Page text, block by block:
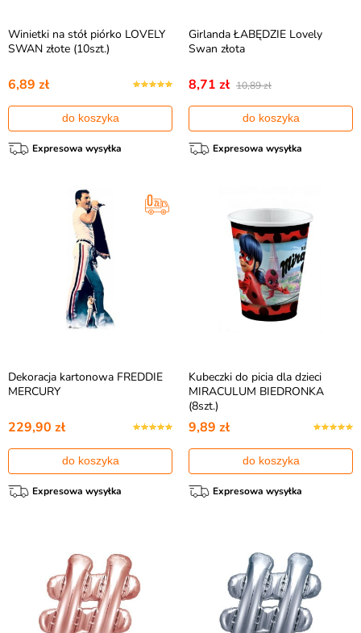
Winietki na stół piórko LOVELY
SWAN złote (10szt.)
6,89 zł
do koszyka
Expresowa wysyłka
Girlanda ŁABĘDZIE Lovely
Swan złota
8,71 zł 10,89 zł
do koszyka
Expresowa wysyłka
Dekoracja kartonowa FREDDIE
MERCURY
229,90 zł
do koszyka
Expresowa wysyłka
Kubeczki do picia dla dzieci
MIRACULUM BIEDRONKA
(8szt.)
9,89 zł
do koszyka
Expresowa wysyłka